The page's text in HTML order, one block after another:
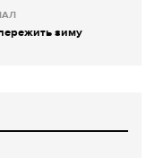
зиму